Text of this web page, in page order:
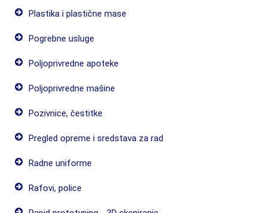
Plastika i plastične mase
Pogrebne usluge
Poljoprivredne apoteke
Poljoprivredne mašine
Pozivnice, čestitke
Pregled opreme i sredstava za rad
Radne uniforme
Rafovi, police